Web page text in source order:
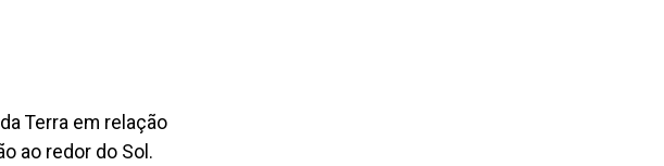
Terra em relação
ao redor do Sol.